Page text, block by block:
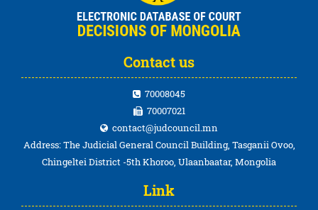
Contact us
70008045
70007021
contact@judcouncil.mn
Address: The Judicial General Council Building, Tasganii Ovoo,
Chingeltei District -5th Khoroo, Ulaanbaatar, Mongolia
Link